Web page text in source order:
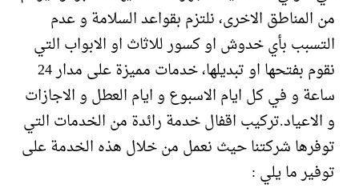
من المناطق الاخرى، نلتزم بقواعد السلامة و عدم
التسبب بأي خدوش او كسور للاثاث او الابواب التي
نقوم بفتحها او تبديلها، خدمات مميزة على مدار 24
ساعة و في كل ايام الاسبوع و ايام العطل و الاجازات
و الاعياد.تركيب اقفال خدمة رائدة من الخدمات التي
توفرها شركتنا حيث نعمل من خلال هذه الخدمة على
توفير ما يلي :